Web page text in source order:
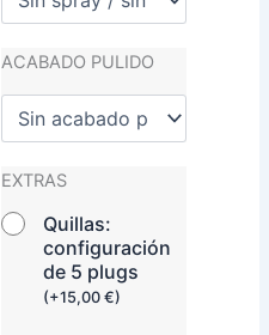
ACABADO PULIDO
EXTRAS
Quillas:
configuración
de 5 plugs
(+15,00€)